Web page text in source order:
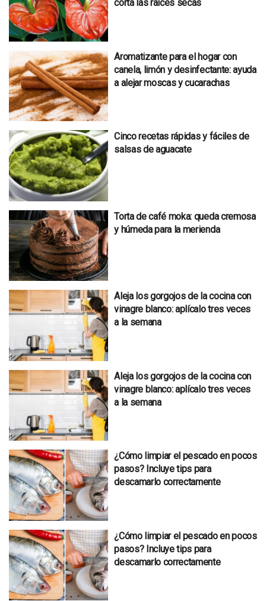
corta las raíces secas
Aromatizante para el hogar con
canela, limón y desinfectante: ayuda
a alejar moscas y cucarachas
Cinco recetas rápidas y fáciles de
salsas de aguacate
Torta de café moka: queda cremosa
y húmeda para la merienda
Aleja los gorgojos de la cocina con
vinagre blanco: aplícalo tres veces
a la semana
Aleja los gorgojos de la cocina con
vinagre blanco: aplícalo tres veces
a la semana
¿Cómo limpiar el pescado en pocos
pasos? Incluye tips para
descamarlo correctamente
¿Cómo limpiar el pescado en pocos
pasos? Incluye tips para
descamarlo correctamente